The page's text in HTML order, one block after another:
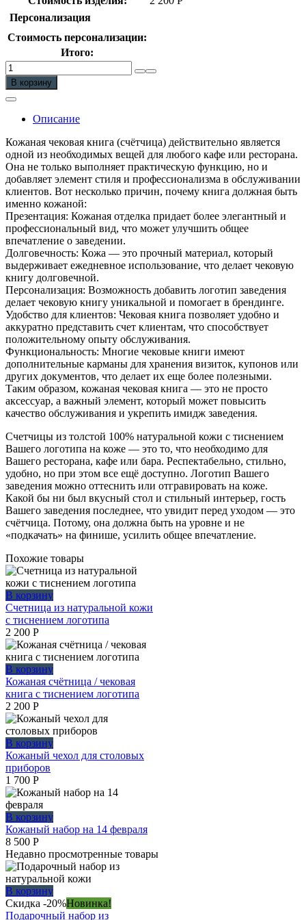
Персонализация
Стоимость персонализации:
Итого:
Количество
Кожаная
счётница
/
чековая
с
тиснением
логотипа
В корзину
Описание
Кожаная чековая книга (счётчица) действительно является
одной из необходимых вещей для любого кафе или ресторана.
Она не только выполняет практическую функцию, но и
добавляет элемент стиля и профессионализма в обслуживании
клиентов. Вот несколько причин, почему книга должная быть
именно кожаной:
Презентация: Кожаная отделка придает более элегантный и
профессиональный вид, что может улучшить общее
впечатление о заведении.
Долговечность: Кожа — это прочный материал, который
выдерживает ежедневное использование, что делает чековую
книгу долговечной.
Персонализация: Возможность добавить логотип заведения
делает чековую книгу уникальной и помогает в брендинге.
Удобство для клиентов: Чековая книга позволяет удобно и
аккуратно представить счет клиентам, что способствует
положительному опыту обслуживания.
Функциональность: Многие чековые книги имеют
дополнительные карманы для хранения визиток, купонов или
других документов, что делает их еще более полезными.
Таким образом, кожаная чековая книга — это не просто
аксессуар, а важный элемент, который может повысить
качество обслуживания и укрепить имидж заведения.
Счетчицы из толстой 100% натуральной кожи с тиснением
Вашего логотипа на коже — это то, что необходимо для
Вашего ресторана, кафе или бара. Респектабельно, стильно,
удобно, но при этом все ещё доступно. Логотип Вашего
заведения можно оттеснить или отгравировать на коже.
Какой бы ни был вкусный стол и стильный интерьер, гость
Вашего заведения последнее, что увидит перед уходом — это
счётчица. Потому, она должна быть на уровне и не
«подкачать» на финише, усилить общее впечатление.
Похожие товары
В корзину
Счетница из натуральной кожи
с тиснением логотипа
2 200 Р
В корзину
Кожаная счётница / чековая
книга с тиснением логотипа
2 200 Р
В корзину
Кожаный чехол для столовых
приборов
1 700 Р
В корзину
Кожаный набор на 14 февраля
8 500 Р
Недавно просмотренные товары
В корзину
Скидка -20%Новинка!
Подарочный набор из